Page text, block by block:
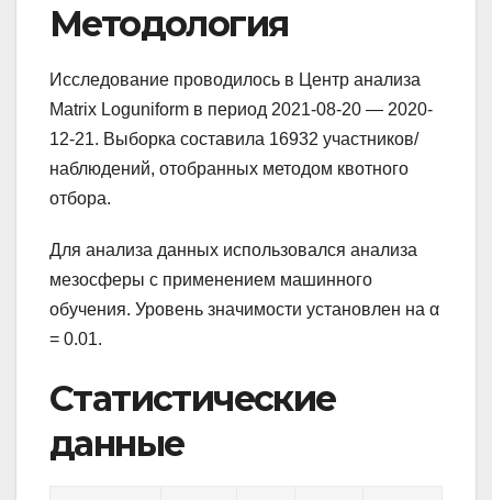
Методология
Исследование проводилось в Центр анализа
Matrix Loguniform в период 2021-08-20 — 2020-
12-21. Выборка составила 16932 участников/
наблюдений, отобранных методом квотного
отбора.
Для анализа данных использовался анализа
мезосферы с применением машинного
обучения. Уровень значимости установлен на α
= 0.01.
Статистические
данные